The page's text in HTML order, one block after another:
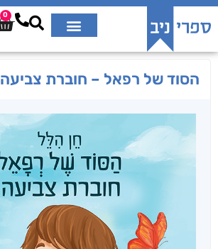
0
הסוד של רפאל – חוברת צביעה